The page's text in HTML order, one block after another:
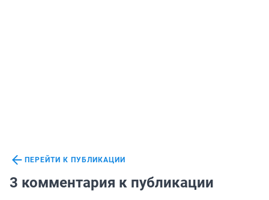
ПЕРЕЙТИ К ПУБЛИКАЦИИ
3 комментария к публикации